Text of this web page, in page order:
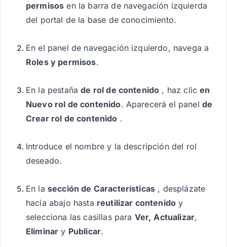
permisos en la barra de navegación izquierda
del portal de la base de conocimiento.
En el panel de navegación izquierdo, navega a
Roles y permisos.
En la pestañade rol de contenido , haz clicen
Nuevo rol de contenido. Aparecerá el panel de
Crear rol de contenido .
Introduce el nombre y la descripción del rol
deseado.
En la sección de Características , desplázate
hacia abajo hasta reutilizar contenido y
selecciona las casillas para Ver, Actualizar,
Eliminar y Publicar.